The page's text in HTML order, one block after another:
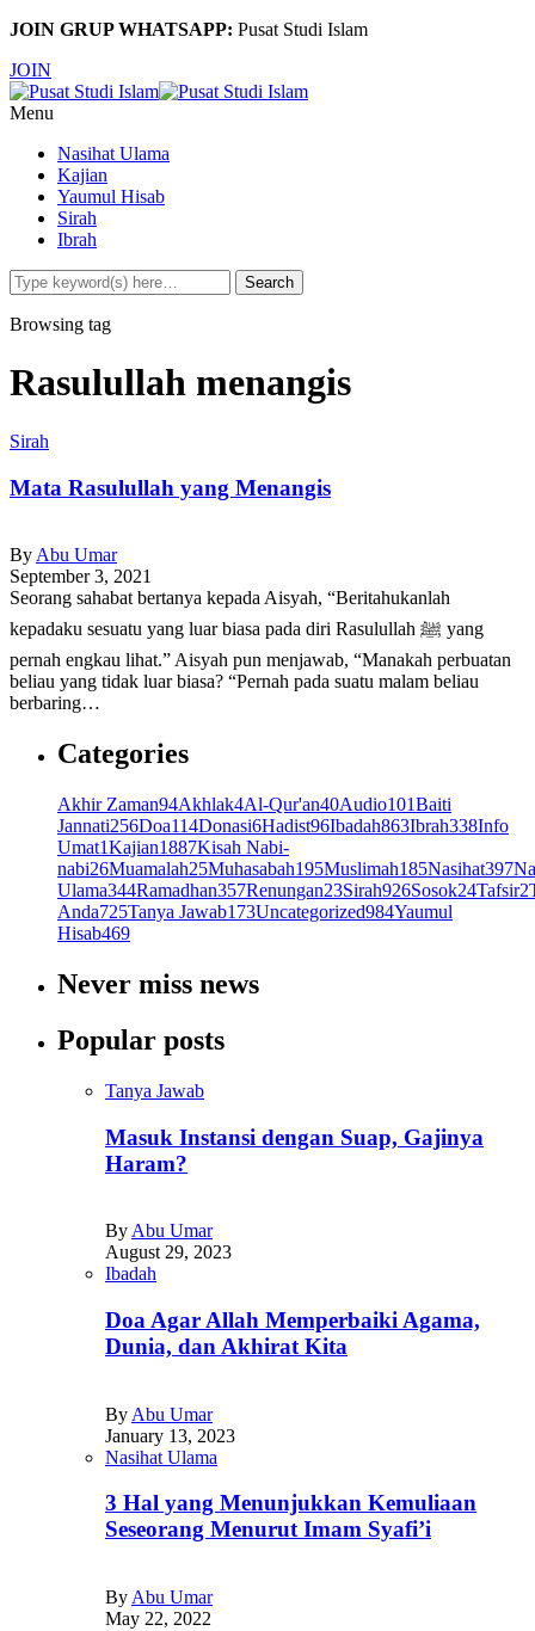
JOIN GRUP WHATSAPP: Pusat Studi Islam
JOIN
Menu
Nasihat Ulama
Kajian
Yaumul Hisab
Sirah
Ibrah
Browsing tag
Rasulullah menangis
Sirah
Mata Rasulullah yang Menangis
By Abu Umar
September 3, 2021
Seorang sahabat bertanya kepada Aisyah, “Beritahukanlah
kepadaku sesuatu yang luar biasa pada diri Rasulullah ﷺ yang
pernah engkau lihat.” Aisyah pun menjawab, “Manakah perbuatan
beliau yang tidak luar biasa? “Pernah pada suatu malam beliau
berbaring…
Categories
Akhir Zaman94Akhlak4Al-Qur'an40Audio101Baiti
Jannati256Doa114Donasi6Hadist96Ibadah863Ibrah338Info
Umat1Kajian1887Kisah Nabi-
nabi26Muamalah25Muhasabah195Muslimah185Nasihat397
Ulama344Ramadhan357Renungan23Sirah926Sosok24Tafsir2
Anda725Tanya Jawab173Uncategorized984Yaumul
Hisab469
Never miss news
Popular posts
Tanya Jawab
Masuk Instansi dengan Suap, Gajinya
Haram?
By Abu Umar
August 29, 2023
Ibadah
Doa Agar Allah Memperbaiki Agama,
Dunia, dan Akhirat Kita
By Abu Umar
January 13, 2023
Nasihat Ulama
3 Hal yang Menunjukkan Kemuliaan
Seseorang Menurut Imam Syafi’i
By Abu Umar
May 22, 2022